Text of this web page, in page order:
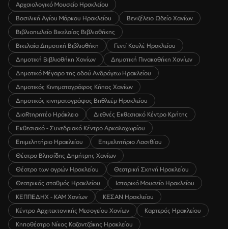
Αρχαιολογικό Μουσείο Ηρακλείου
Βασιλική Αγίου Μάρκου Ηρακλείου
Βενιζέλειο Ωδείο Χανίων
Βιβλιοπωλείο Βικελαίας Βιβλιοθήκης
Βικελαία Δημοτική Βιβλιοθήκη
Γεντί Κουλέ Ηρακλείου
Δημοτική Βιβλιοθήκη Χανίων
Δημοτική Πινακοθήκη Χανίων
Δημοτικό Μέγαρο της οδού Ανδρόγεω Ηρακλείου
Δημοτικός Κινηματογράφος Κήπος Χανίων
Δημοτικός κινηματογράφος Βηθλεέμ Ηρακλείου
ΔιαRτηρητέο Ηράκλειο
Διεθνές Εκθεσιακό Κέντρο Κρήτης
Εκθεσιακό - Συνεδριακό Κέντρο Αρκαλοχωρίου
Επιμελητήριο Ηρακλείου
Επιμελητήριο Λασιθίου
Θέατρο Βλησίδης Δημήτρης Χανίων
Θέατρο των αγρών Ηρακλείου
Θεατρική Σκηνή Ηρακλείου
Θεατρικός σταθμός Ηρακλείου
Ιστορικό Μουσείο Ηρακλείου
ΚΕΠΠΕΔΗΧ - ΚΑΜ Χανίων
ΚΕΣΑΝ Ηρακλείου
Κέντρο Αρχιτεκτονικής Μεσογείου Χανίων
Καρτερός Ηρακλείου
Κηποθέατρο Νίκος Καζαντζάκης Ηρακλείου